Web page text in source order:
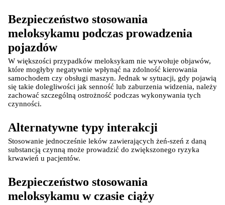
Bezpieczeństwo stosowania
meloksykamu podczas prowadzenia
pojazdów
W większości przypadków meloksykam nie wywołuje objawów,
które mogłyby negatywnie wpłynąć na zdolność kierowania
samochodem czy obsługi maszyn. Jednak w sytuacji, gdy pojawią
się takie dolegliwości jak senność lub zaburzenia widzenia, należy
zachować szczególną ostrożność podczas wykonywania tych
czynności.
Alternatywne typy interakcji
Stosowanie jednocześnie leków zawierających żeń-szeń z daną
substancją czynną może prowadzić do zwiększonego ryzyka
krwawień u pacjentów.
Bezpieczeństwo stosowania
meloksykamu w czasie ciąży